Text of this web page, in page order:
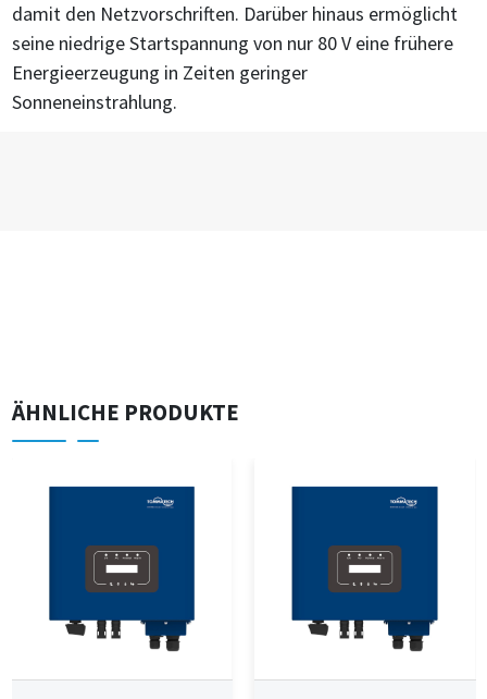
damit den Netzvorschriften. Darüber hinaus ermöglicht
seine niedrige Startspannung von nur 80 V eine frühere
Energieerzeugung in Zeiten geringer
Sonneneinstrahlung.
ÄHNLICHE PRODUKTE